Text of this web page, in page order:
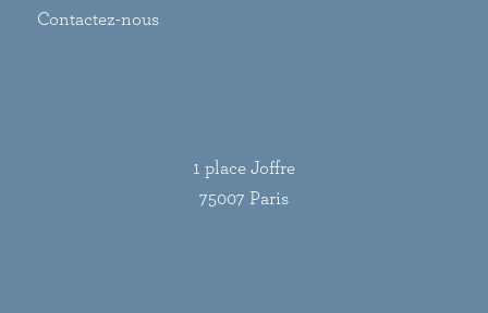
Contactez-nous
1 place Joffre
75007 Paris